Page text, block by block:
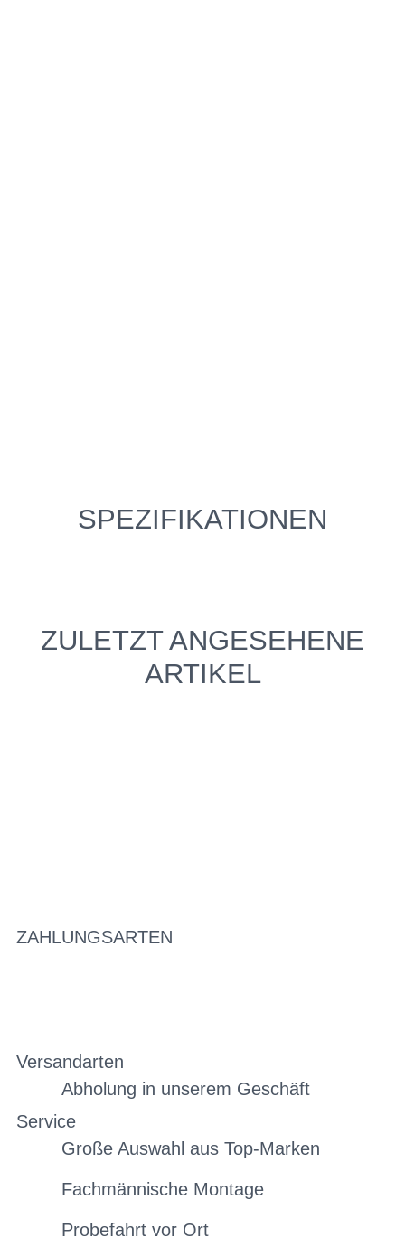
SPEZIFIKATIONEN
ZULETZT ANGESEHENE
ARTIKEL
ZAHLUNGSARTEN
Versandarten
Abholung in unserem Geschäft
Service
Große Auswahl aus Top-Marken
Fachmännische Montage
Probefahrt vor Ort